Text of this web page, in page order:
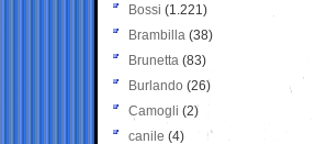
Bossi (1.221)
Brambilla (38)
Brunetta (83)
Burlando (26)
Camogli (2)
canile (4)